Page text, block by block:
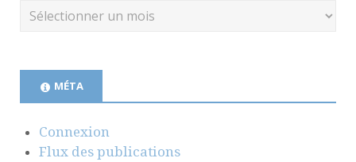
MÉTA
Connexion
Flux des publications